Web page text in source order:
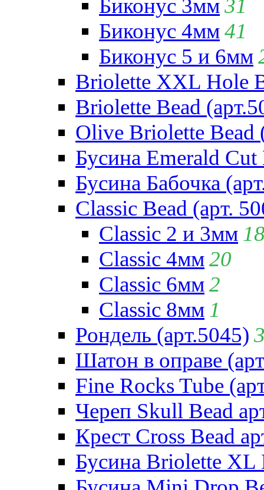
Биконус 3мм31
Биконус 4мм41
Биконус 5 и 6мм
Briolette XXL Hole
Briolette Bead
Olive Briolette Bead
Бусина Emerald Cut
Бусина Бабочка
Classic Bead (арт.
Classic 2 и 3мм
Classic 4мм20
Classic 6мм2
Classic 8мм 1
Рондель (арт.5045)
Шатон в оправе
Fine Rocks Tube
Череп Skull Bead
Крест Cross Bead
Бусина Briolette XL